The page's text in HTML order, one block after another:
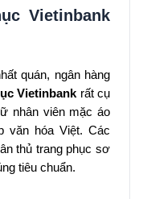
Vietinbank
quán, ngân hàng
Vietinbankrất cụ
nhân viên mặc áo
văn hóa Việt. Các
thủ trang phục sơ
tiêu chuẩn.